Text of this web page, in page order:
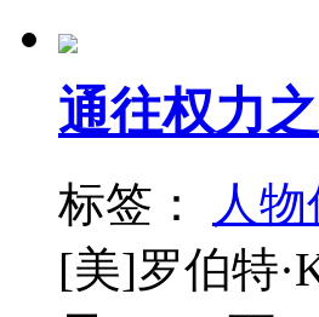
通往权力
标签： 人
[美]罗伯特